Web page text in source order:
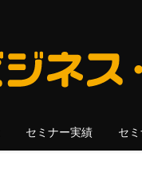
セミナー実績 セ